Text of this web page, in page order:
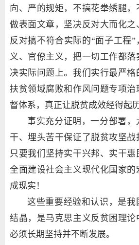
向、严的规矩，不搞花拳绣腿
做表面文章，坚决反对大而化
反对搞不符合实际的“面子工程
义、官僚主义，把一切工作都
决实际问题上。我们实行最严
扶贫领域腐败和作风问题专项
督体系，真正让脱贫成效经得起
事实充分证明，一分部署，
干、埋头苦干保证了脱贫攻坚战
只要我们坚持实干兴邦、实干
全面建设社会主义现代化国家的
成现实！
这些重要经验和认识，是我
结晶，是马克思主义反贫困理论
必须长期坚持并不断发展。